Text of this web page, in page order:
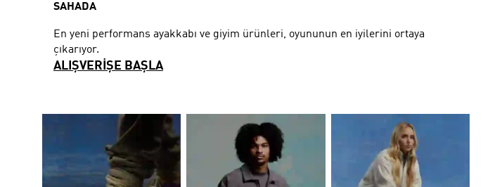
SAHADA
En yeni performans ayakkabı ve giyim ürünleri, oyununun en iyilerini ortaya
çıkarıyor.
ALIŞVERİŞE BAŞLA